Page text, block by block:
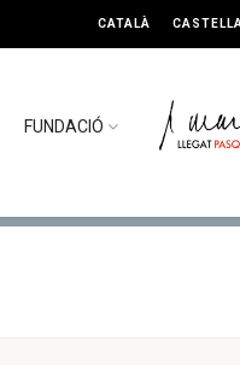
CATALÀ
FUNDACIÓ